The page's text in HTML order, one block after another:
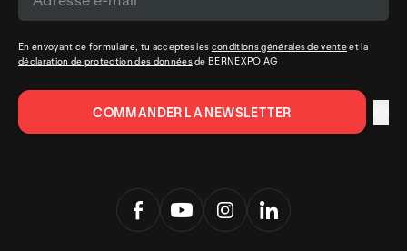
En envoyant ce formulaire, tu acceptes les conditions générales de venteet la
déclaration de protection des donnéesde BERNEXPO AG